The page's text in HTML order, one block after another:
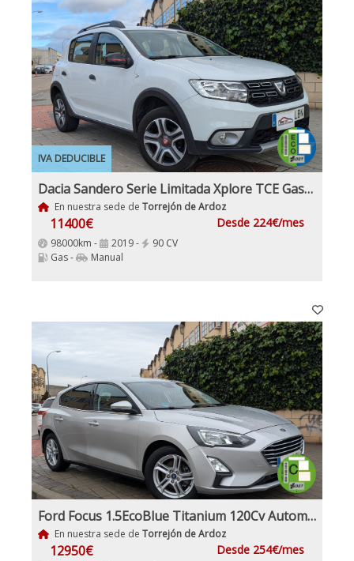
IVA DEDUCIBLE
Dacia Sandero Serie Limitada Xplore TCE Gasolina y GLP
En nuestra sede de Torrejón de Ardoz
11400€ Desde 224€/mes
98000km - 2019 -
90 CV
Gas -
Manual
Ford Focus 1.5EcoBlue Titanium 120Cv Automático
En nuestra sede de Torrejón de Ardoz
12950€ Desde 254€/mes